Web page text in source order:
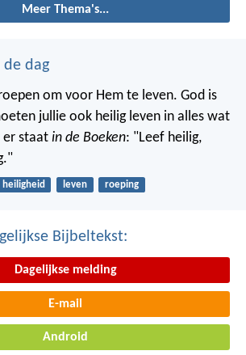
Meer Thema's...
de dag
om voor Hem te leven. God is
jullie ook heilig leven in alles wat
er staat in de Boeken: "Leef heilig,
heiligheid leven roeping
Bijbeltekst:
Dagelijkse melding
E-mail
Android